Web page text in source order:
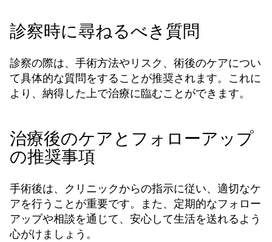
診察時に尋ねるべき質問
診察の際は、手術方法やリスク、術後のケアについ
て具体的な質問をすることが推奨されます。これに
より、納得した上で治療に臨むことができます。
治療後のケアとフォローアップ
の推奨事項
手術後は、クリニックからの指示に従い、適切なケ
アを行うことが重要です。また、定期的なフォロー
アップや相談を通じて、安心して生活を送れるよう
心がけましょう。